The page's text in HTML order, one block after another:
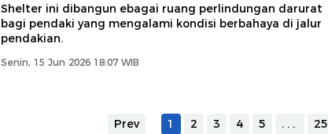
Shelter ini dibangun ebagai ruang perlindungan darurat
bagi pendaki yang mengalami kondisi berbahaya di jalur
pendakian.
Senin, 15 Jun 2026 18:07 WIB
Prev 1 2 3 4 5 ... 25